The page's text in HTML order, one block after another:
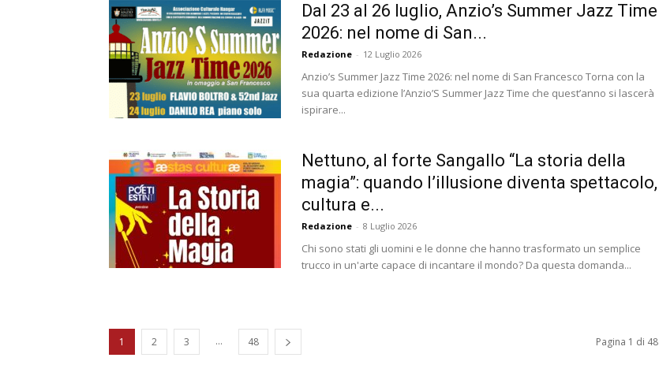
Dal 23 al 26 luglio, Anzio’s Summer Jazz Time
2026: nel nome di San...
Redazione - 12 Luglio 2026
Anzio’s Summer Jazz Time 2026: nel nome di San Francesco Torna con la
sua quarta edizione l’Anzio’S Summer Jazz Time che quest’anno si lascerà
ispirare...
Nettuno, al forte Sangallo “La storia della
magia”: quando l’illusione diventa spettacolo,
cultura e...
Redazione - 8 Luglio 2026
Chi sono stati gli uomini e le donne che hanno trasformato un semplice
trucco in un'arte capace di incantare il mondo? Da questa domanda...
1 2 3 ... 48 Pagina 1 di 48